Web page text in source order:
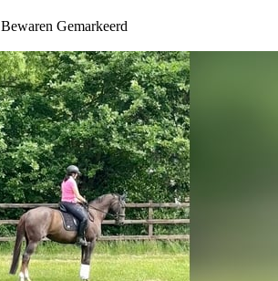
Bewaren Gemarkeerd